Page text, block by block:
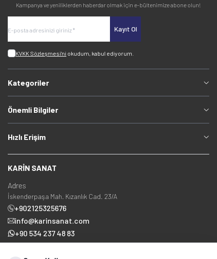
Kampanya ve yeniliklerden haberdar olmak için e-bültenimize abone olun!
Kayıt Ol
KVKK Sözleşmesi'ni okudum, kabul ediyorum.
Kategoriler
Önemli Bilgiler
Hızlı Erişim
KARİN SANAT
Adres
İskenderpaşa Mah. Kızanlık Cad. 23/A
+902125325676
info@karinsanat.com
+90 534 237 48 83